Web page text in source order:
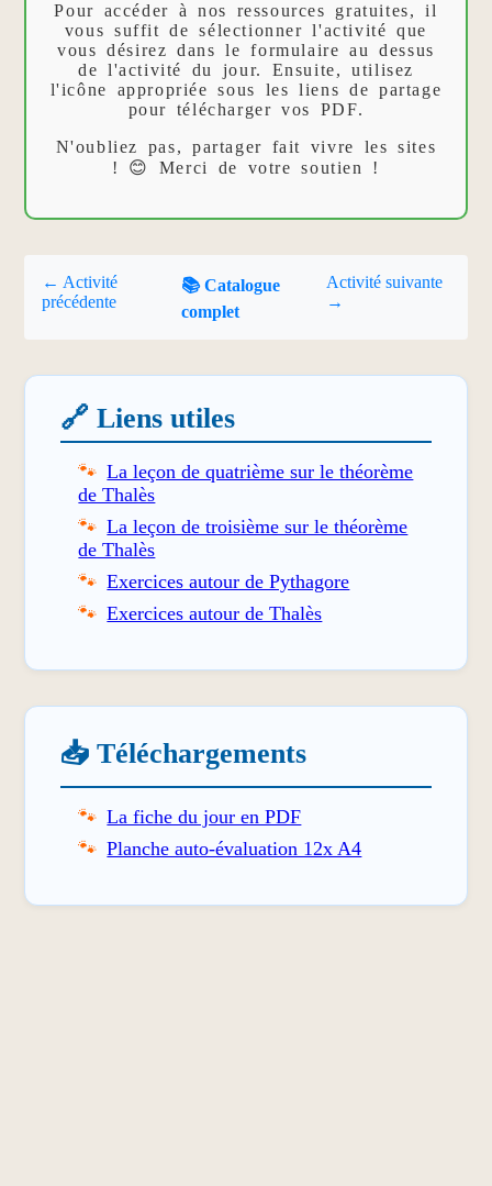
Pour accéder à nos ressources gratuites, il
vous suffit de sélectionner l'activité que
vous désirez dans le formulaire au dessus
de l'activité du jour. Ensuite, utilisez
l'icône appropriée sous les liens de partage
pour télécharger vos PDF.
N'oubliez pas, partager fait vivre les sites
! 😊 Merci de votre soutien !
← Activité
précédente
📚 Catalogue
complet
Activité suivante
→
🔗 Liens utiles
La leçon de quatrième sur le théorème
de Thalès
La leçon de troisième sur le théorème
de Thalès
Exercices autour de Pythagore
Exercices autour de Thalès
📥 Téléchargements
La fiche du jour en PDF
Planche auto-évaluation 12x A4